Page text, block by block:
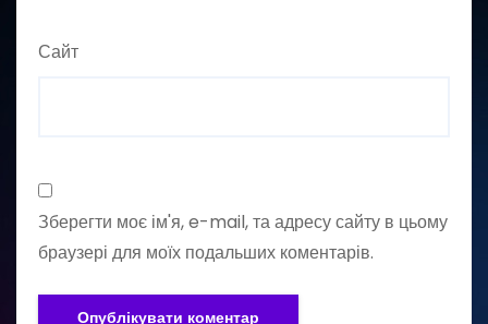
Сайт
Зберегти моє ім'я, e-mail, та адресу сайту в цьому
браузері для моїх подальших коментарів.